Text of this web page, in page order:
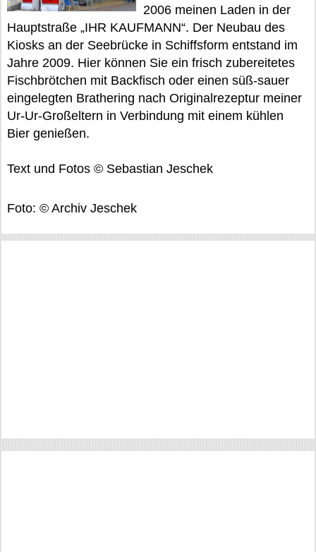
2006 meinen Laden in der
Hauptstraße „IHR KAUFMANN“. Der Neubau des
Kiosks an der Seebrücke in Schiffsform entstand im
Jahre 2009. Hier können Sie ein frisch zubereitetes
Fischbrötchen mit Backfisch oder einen süß-sauer
eingelegten Brathering nach Originalrezeptur meiner
Ur-Ur-Großeltern in Verbindung mit einem kühlen
Bier genießen.
Text und Fotos © Sebastian Jeschek
Foto: © Archiv Jeschek